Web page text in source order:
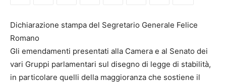
Dichiarazione stampa del Segretario Generale Felice
Romano
Gli emendamenti presentati alla Camera e al Senato dei
vari Gruppi parlamentari sul disegno di legge di stabilità,
in particolare quelli della maggioranza che sostiene il